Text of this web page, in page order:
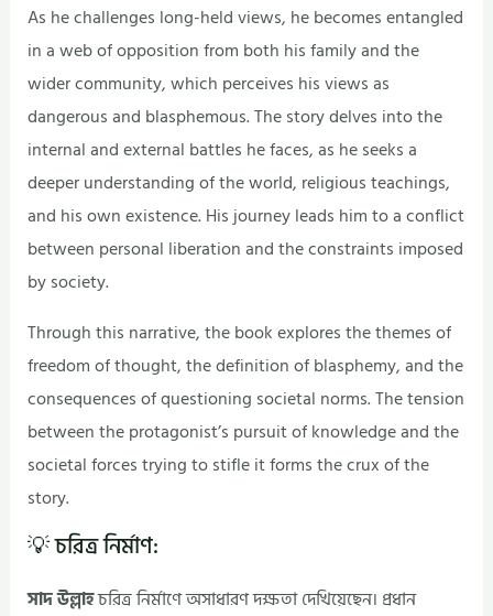
As he challenges long-held views, he becomes entangled
in a web of opposition from both his family and the
wider community, which perceives his views as
dangerous and blasphemous. The story delves into the
internal and external battles he faces, as he seeks a
deeper understanding of the world, religious teachings,
and his own existence. His journey leads him to a conflict
between personal liberation and the constraints imposed
by society.
Through this narrative, the book explores the themes of
freedom of thought, the definition of blasphemy, and the
consequences of questioning societal norms. The tension
between the protagonist’s pursuit of knowledge and the
societal forces trying to stifle it forms the crux of the
story.
💡 চরিত্র নির্মাণ:
সাদ উল্লাহচরিত্র নির্মাণে অসাধারণ দক্ষতা দেখিয়েছেন। প্রধান